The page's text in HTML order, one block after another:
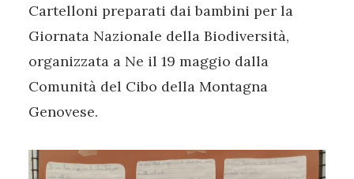
Cartelloni preparati dai bambini per la
Giornata Nazionale della Biodiversità,
organizzata a Ne il 19 maggio dalla
Comunità del Cibo della Montagna
Genovese.